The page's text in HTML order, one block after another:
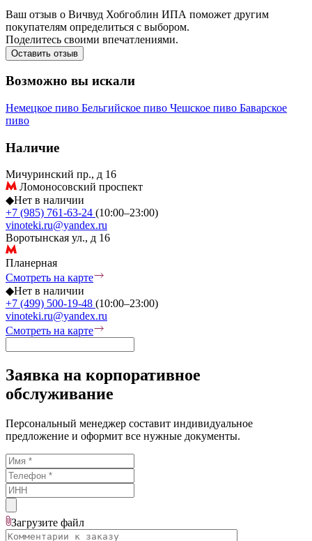
Ваш отзыв о Вичвуд Хобгоблин ИПА поможет другим
покупателям определиться с выбором.
Поделитесь своими впечатлениями.
Оставить отзыв
Возможно вы искали
Немецкое пиво Бельгийское пиво Чешское пиво Баварское
пиво
Наличие
Мичуринский пр., д 16
Ломоносовский проспект
◆Нет в наличии
+7 (985) 761-63-24 (10:00–23:00)
vinoteki.ru@yandex.ru
Воротынская ул., д 16
Планерная
Смотреть на карте
◆Нет в наличии
+7 (499) 500-19-48 (10:00–23:00)
vinoteki.ru@yandex.ru
Смотреть на карте
Заявка на корпоративное
обслуживание
Персональный менеджер составит индивидуальное
предложение и оформит все нужные документы.
Загрузите файл